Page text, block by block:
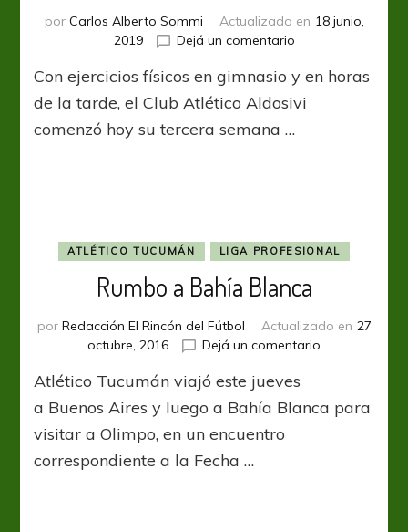
por Carlos Alberto Sommi Actualizado en 18 junio,
2019
Dejá un comentarioen
comenzó
una
semana
Con ejercicios físicos en gimnasio y en horas
de la tarde, el Club Atlético Aldosivi
comenzó hoy su tercera semana …
ATLÉTICO TUCUMÁN LIGA PROFESIONAL
Rumbo a Bahía Blanca
por Redacción El Rincón del Fútbol Actualizado en 27
octubre, 2016
Dejá un comentario
Bahía
Blanca
Atlético Tucumán viajó este jueves
a Buenos Aires y luego a Bahía Blanca para
visitar a Olimpo, en un encuentro
correspondiente a la Fecha …